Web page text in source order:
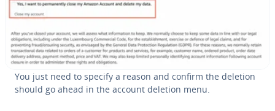
You just need to specify a reason and confirm the deletion
should go ahead in the account deletion menu.